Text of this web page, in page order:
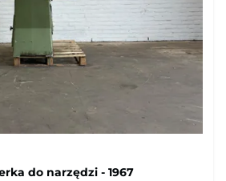
do narzędzi - 1967